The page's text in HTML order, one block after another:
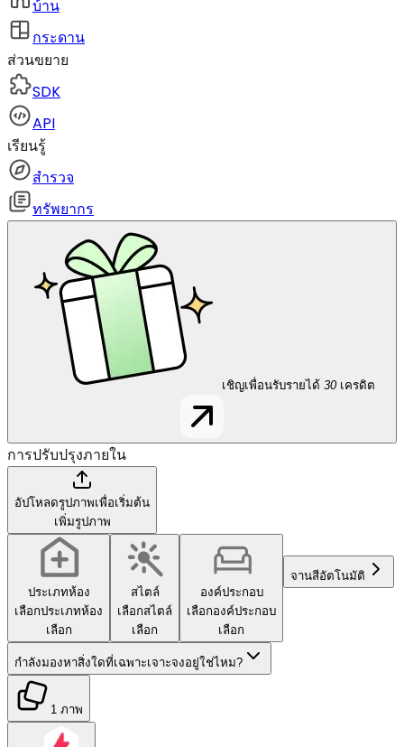
บ้าน
กระดาน
ส่วนขยาย
SDK
API
เรียนรู้
สำรวจ
ทรัพยากร
เชิญเพื่อนรับรายได้ 30 เครดิต
การปรับปรุงภายใน
อัปโหลดรูปภาพเพื่อเริ่มต้น
เพิ่มรูปภาพ
ประเภทห้อง
เลือกประเภทห้อง
เลือก
สไตล์
เลือกสไตล์
เลือก
องค์ประกอบ
เลือกองค์ประกอบ
เลือก
จานสีอัตโนมัติ
กำลังมองหาสิ่งใดที่เฉพาะเจาะจงอยู่ใช่ไหม?
1 ภาพ